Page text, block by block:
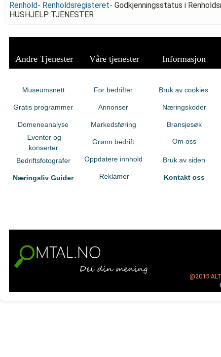
Renhold- Renholdsregisteret- Godkjenningsstatus i
HUSHJELP TJENESTER
Andre Tjenester Våre tjenester Informasjon
Museumsnett
Gratis programmer
Domeneanalyse
Eventer og
konserter
Bedriftsfotografer
Næringsliv Guider
For bedrifter
Annonser
Markedsføring
Grønn bedrift
Oppdatere innhold
Reklamer
Bruk av cookies
Næringskoder
Bransjesøk
Om oss
Bruk av siden
Kontakt oss
@2015